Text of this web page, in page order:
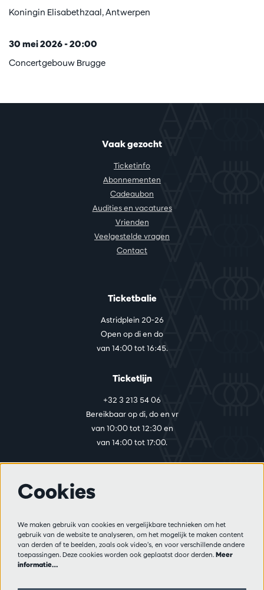
Koningin Elisabethzaal, Antwerpen
30 mei 2026 - 20:00
Concertgebouw Brugge
Vaak gezocht
Ticketinfo
Abonnementen
Cadeaubon
Audities en vacatures
Vrienden
Veelgestelde vragen
Contact
Ticketbalie
Astridplein 20-26
Open op di en do
van 14:00 tot 16:45.
Ticketlijn
+32 3 213 54 06
Bereikbaar op di, do en vr
van 10:00 tot 12:30 en
van 14:00 tot 17:00.
Privacy
Verkoopsvoorwaarden
Pers
Cookies
We maken gebruik van cookies en vergelijkbare technieken om het
gebruik van de website te analyseren, om het mogelijk te maken content
van derden af te beelden, zoals ook video’s, en voor verschillende andere
toepassingen. Deze cookies worden ook geplaatst door derden. Meer
informatie…